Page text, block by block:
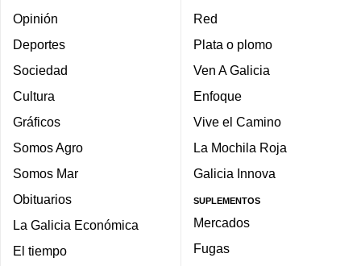
Opinión
Deportes
Sociedad
Cultura
Gráficos
Somos Agro
Somos Mar
Obituarios
La Galicia Económica
El tiempo
Red
Plata o plomo
Ven A Galicia
Enfoque
Vive el Camino
La Mochila Roja
Galicia Innova
SUPLEMENTOS
Mercados
Fugas